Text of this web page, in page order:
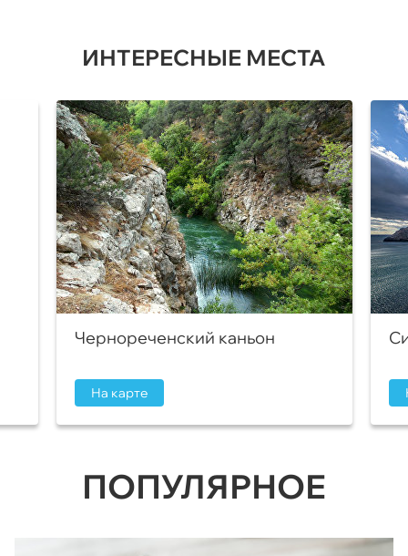
ИНТЕРЕСНЫЕ МЕСТА
Чернореченский каньон
На карте
ПОПУЛЯРНОЕ